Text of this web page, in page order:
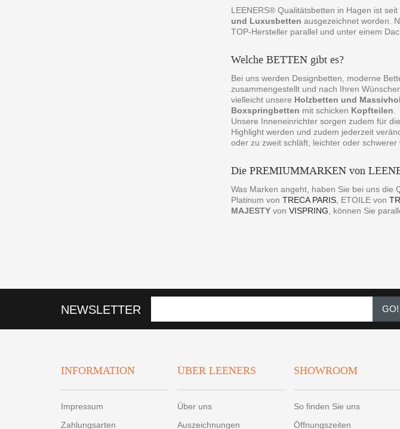
LEENERS® Qualitätsbetten in Hagen ist
und Luxusbettenausgezeichnet worden.
TOP-Hersteller parallel und unter einem
Welche BETTEN gibt es?
Bei uns werden Designbetten, moderne
zusammengestellt und nach Ihren
vielleicht unsere Holzbetten und
Boxspringbetten mit schicken Kopfteilen.
Unsere Inneneinrichter sorgen zudem für
Highlight werden und zudem jederzeit
oder zu zweit schläft, leichter oder
Die PREMIUMMARKEN von
Was Marken angeht, haben Sie bei uns die
Platinum vonTRECA PARIS, ETOILE von
MAJESTYvonVISPRING, können Sie
NEWSLETTER GO!
INFORMATION
Impressum
Zahlungsarten
ÜBER LEENERS
Über uns
Auszeichnungen
SHOWROOM
So finden Sie uns
Öffnungszeiten